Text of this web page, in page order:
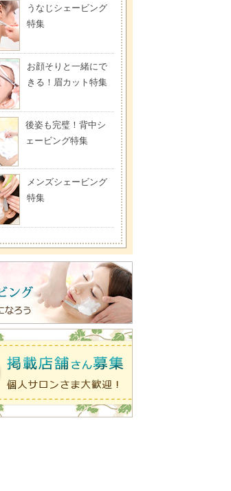
うなじシェービング
特集
お顔そりと一緒にで
きる！眉カット特集
後姿も完璧！背中シ
ェービング特集
メンズシェービング
特集